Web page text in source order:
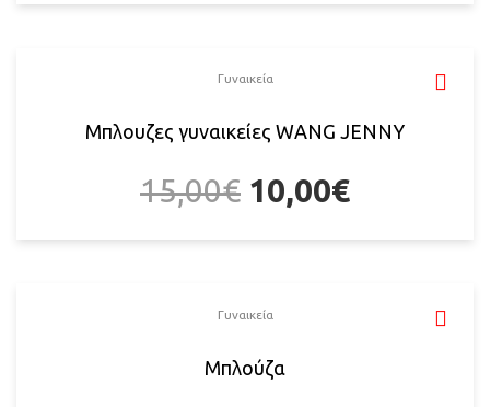
Γυναικεία
Μπλουζες γυναικείες WANG JENNY
15,00€ 10,00€
Γυναικεία
Μπλούζα